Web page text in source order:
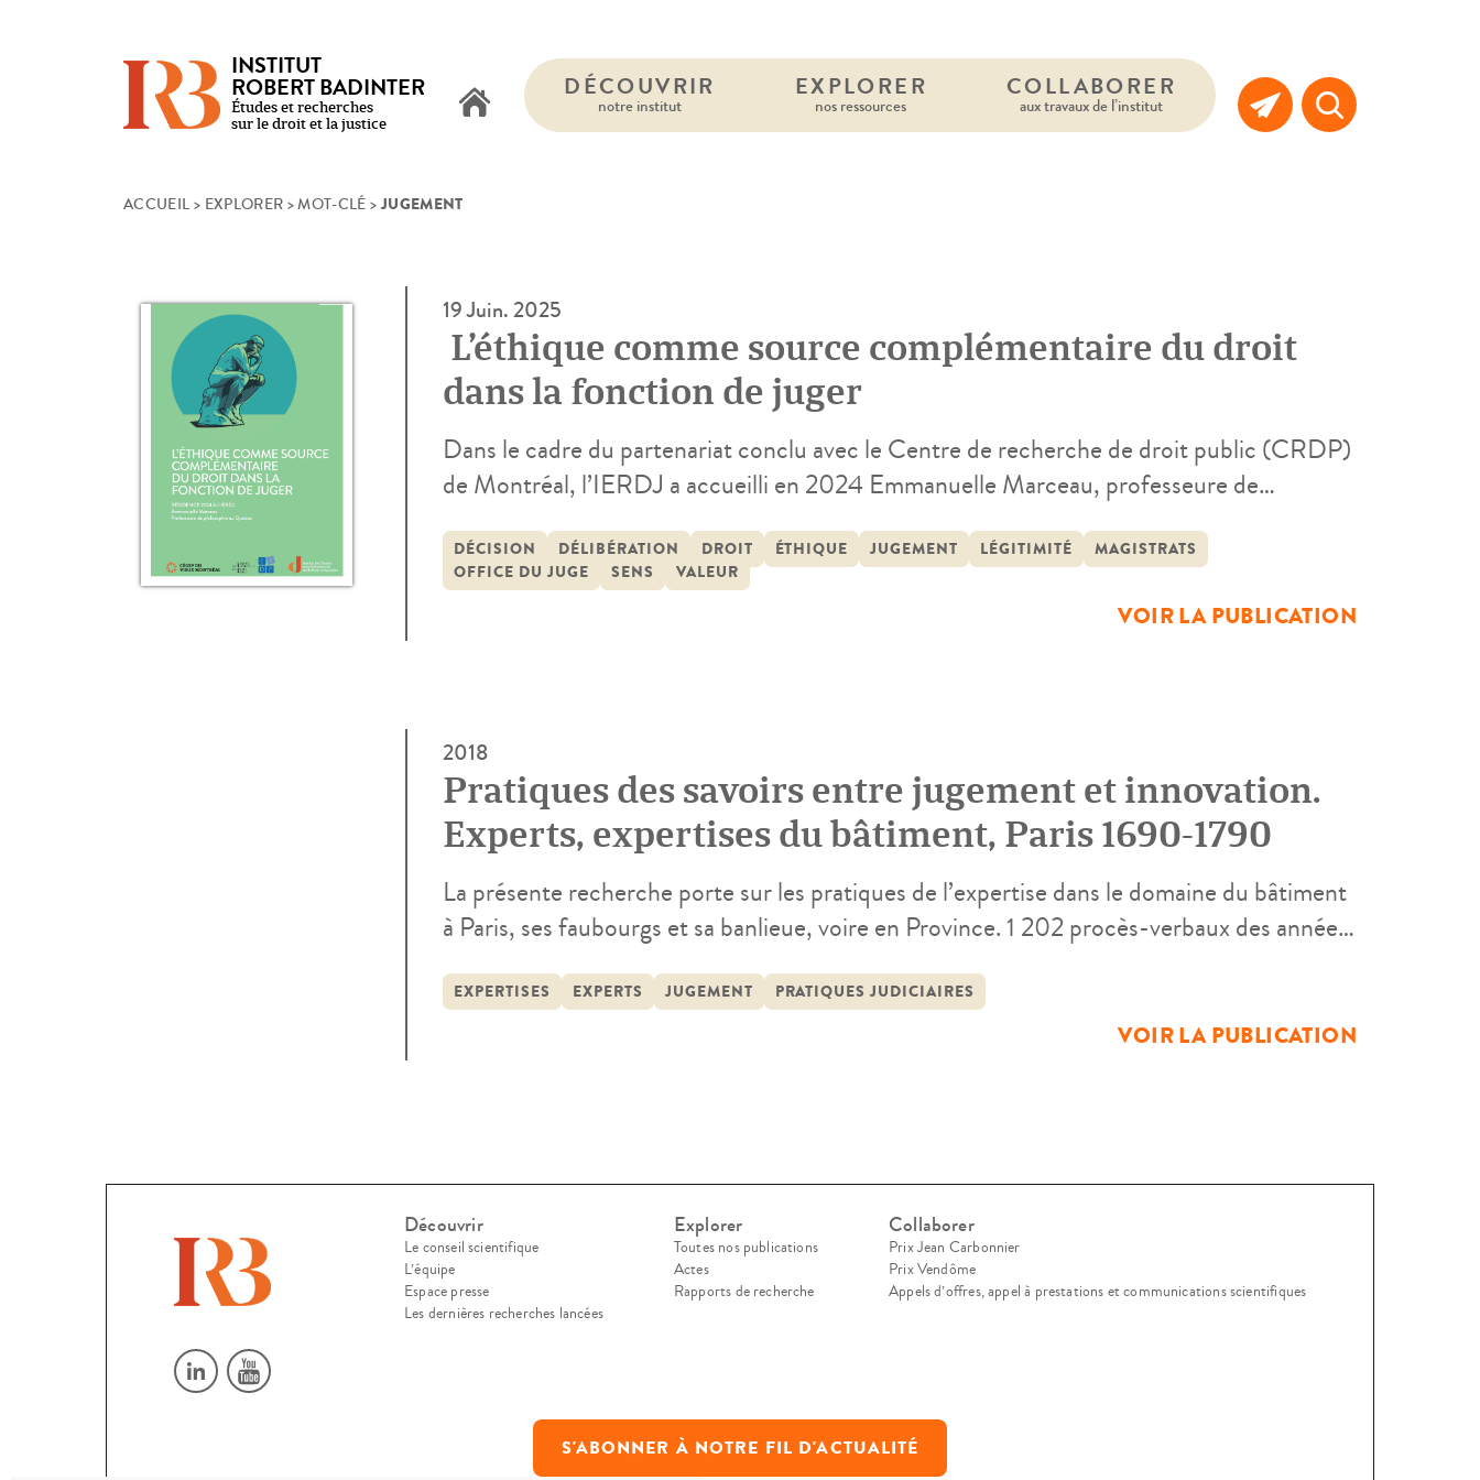
INSTITUT
ROBERT BADINTER
Études et recherches
sur le droit et la justice
DÉCOUVRIR
notre institut
EXPLORER
nos ressources
COLLABORER
aux travaux de l’institut
ACCUEIL > EXPLORER >MOT-CLÉ > JUGEMENT
19 Juin. 2025
L’éthique comme source complémentaire du droit
dans la fonction de juger
Dans le cadre du partenariat conclu avec le Centre de recherche de droit public (CRDP)
de Montréal, l’IERDJ a accueilli en 2024 Emmanuelle Marceau, professeure de
consacré à « L’éthique comme source complémentaire du droit dans la fonction de juger
».Faisant l’hypothèse que les […]
DÉCISION DÉLIBÉRATION DROIT ÉTHIQUE JUGEMENT LÉGITIMITÉ
MAGISTRATS
OFFICE DU JUGE
SENS VALEUR
VOIR LA PUBLICATION
2018
Pratiques des savoirs entre jugement et innovation.
Experts, expertises du bâtiment, Paris 1690-1790
La présente recherche porte sur les pratiques de l’expertise dans le domaine du bâtiment
à Paris, ses faubourgs et sa banlieue, voire en Province. 1 202 procès-verbaux des années
Mission de recherche « Droit et Justice » nous a permis de réaliser […]
EXPERTISES EXPERTS JUGEMENT PRATIQUES JUDICIAIRES
VOIR LA PUBLICATION
Découvrir
Le conseil scientifique
L’équipe
Espace presse
Les dernières recherches lancées
Explorer
Toutes nos publications
Actes
Rapports de recherche
Collaborer
Prix Jean Carbonnier
Prix Vendôme
Appels d’offres, appel à prestations et communications scientifiques
S'ABONNER À NOTRE FIL D'ACTUALITÉ